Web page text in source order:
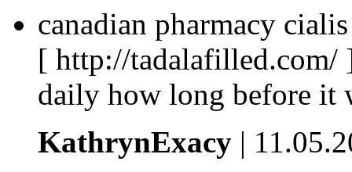
canadian pharmacy
[ http://tadalafilled.com/
daily how long before it
KathrynExacy |